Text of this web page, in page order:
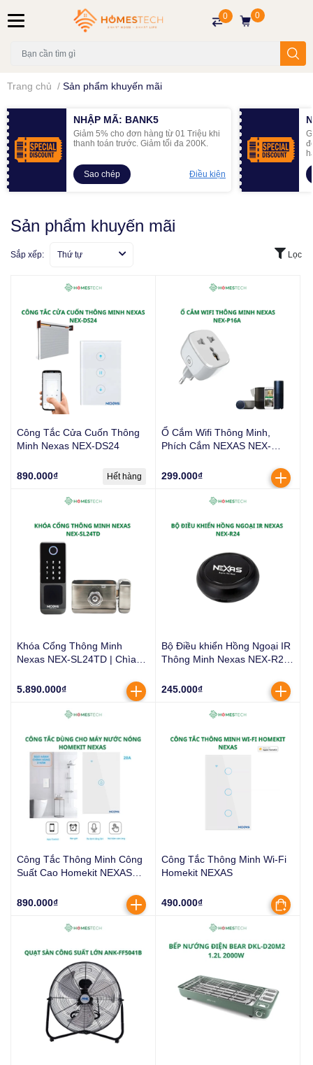
0 0
Trang chủ / Sản phẩm khuyến mãi
NHẬP MÃ: BANK5
Giảm 5% cho đơn hàng từ 01 Triệu khi
thanh toán trước. Giảm tối đa 200K.
Sao chép Điều kiện
Sản phẩm khuyến mãi
Sắp xếp: Thứ tự Lọc
Công Tắc Cửa Cuốn Thông
Minh Nexas NEX-DS24
890.000₫ Hết hàng
Ổ Cắm Wifi Thông Minh,
Phích Cắm NEXAS NEX-
Thoại Kết Nối Wifi Hẹn Giờ
299.000₫
Khóa Cổng Thông Minh
Nexas NEX-SL24TD | Chìa
App TTLock
5.890.000₫
Bộ Điều khiển Hồng Ngoại IR
Thông Minh Nexas NEX-R24
Quạt
245.000₫
Công Tắc Thông Minh Công
Suất Cao Homekit NEXAS
890.000₫
Công Tắc Thông Minh Wi-Fi
Homekit NEXAS
490.000₫